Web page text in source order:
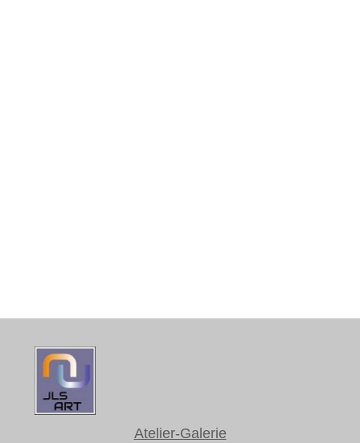
Atelier-Galerie